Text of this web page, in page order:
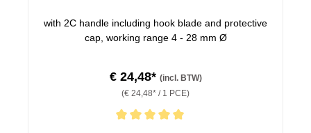
with 2C handle including hook blade and protective
cap, working range 4 - 28 mm Ø
€ 24,48* (incl. BTW)
(€ 24,48* / 1 PCE)